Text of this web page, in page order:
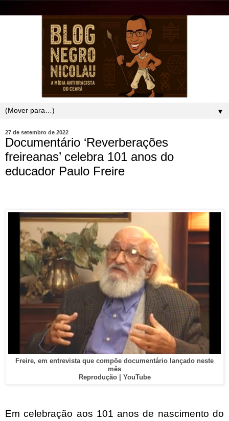
▼
27 de setembro de 2022
Documentário ‘Reverberações
freireanas’ celebra 101 anos do
educador Paulo Freire
Freire, em entrevista que compõe documentário lançado neste
mês
Reprodução | YouTube
Em celebração aos 101 anos de nascimento do